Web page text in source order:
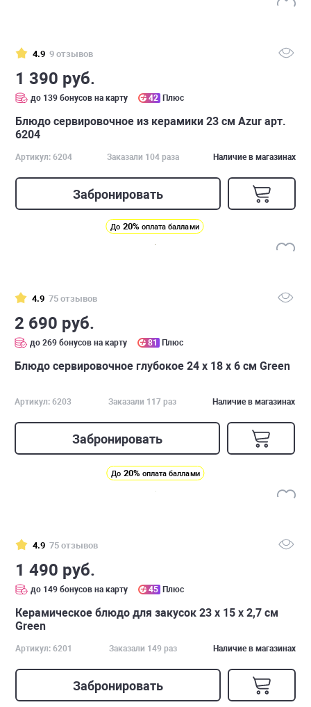
4.9 9 отзывов
1 390 руб.
до 139 бонусов на карту 42 Плюс
Блюдо сервировочное из керамики 23 см Azur арт.
6204
Артикул: 6204 Заказали 104 раза Наличие в магазинах
Забронировать
До 20% оплата баллами
4.9 75 отзывов
2 690 руб.
до 269 бонусов на карту 81 Плюс
Блюдо сервировочное глубокое 24 х 18 х 6 см Green
Артикул: 6203 Заказали 117 раз Наличие в магазинах
Забронировать
До 20% оплата баллами
4.9 75 отзывов
1 490 руб.
до 149 бонусов на карту 45 Плюс
Керамическое блюдо для закусок 23 х 15 х 2,7 см
Green
Артикул: 6201 Заказали 149 раз Наличие в магазинах
Забронировать